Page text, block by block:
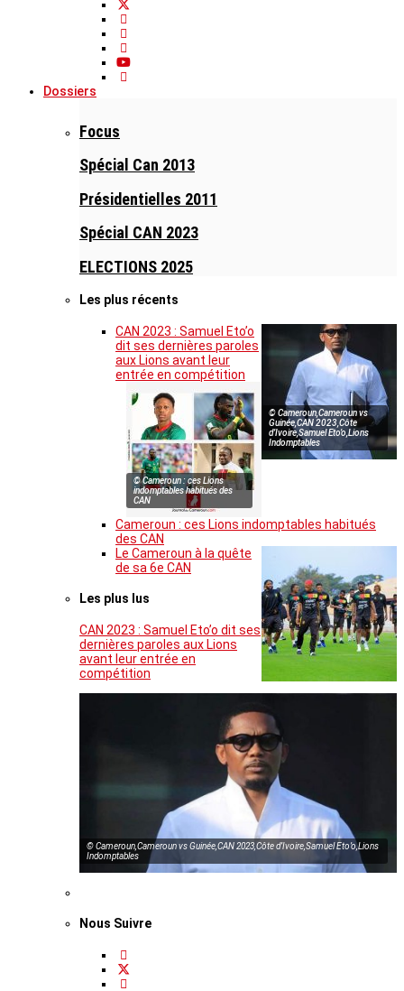
Dossiers
Focus
Spécial Can 2013
Présidentielles 2011
Spécial CAN 2023
ELECTIONS 2025
Les plus récents
© Cameroun,Cameroun vs
Guinée,CAN 2023,Côte
d’Ivoire,Samuel Eto’o,Lions
Indomptables
CAN 2023 : Samuel Eto’o
dit ses dernières paroles
aux Lions avant leur
entrée en compétition
© Cameroun : ces Lions
indomptables habitués des
CAN
Cameroun : ces Lions indomptables habitués
des CAN
Le Cameroun à la quête
de sa 6e CAN
Les plus lus
CAN 2023 : Samuel Eto’o dit ses
dernières paroles aux Lions
avant leur entrée en
compétition
© Cameroun,Cameroun vs Guinée,CAN 2023,Côte d’Ivoire,Samuel Eto’o,Lions
Indomptables
Nous Suivre